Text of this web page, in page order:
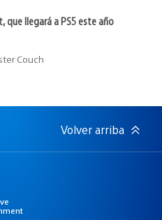
que llegará a PS5 este año
Couch
Volver arriba